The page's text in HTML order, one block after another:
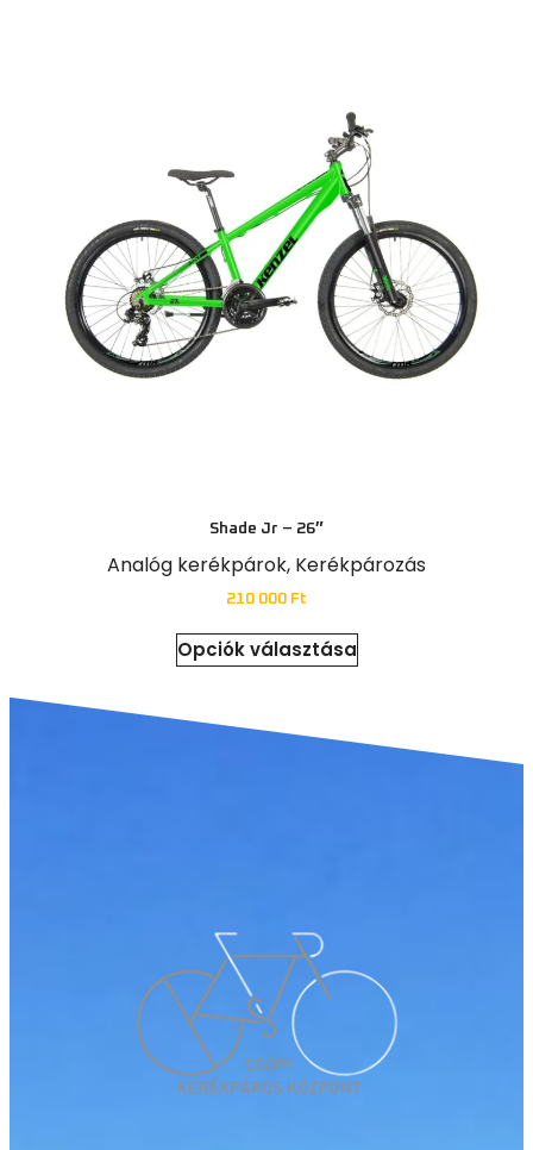
Shade Jr – 26″
Analóg kerékpárok, Kerékpározás
210 000 Ft
Opciók választása